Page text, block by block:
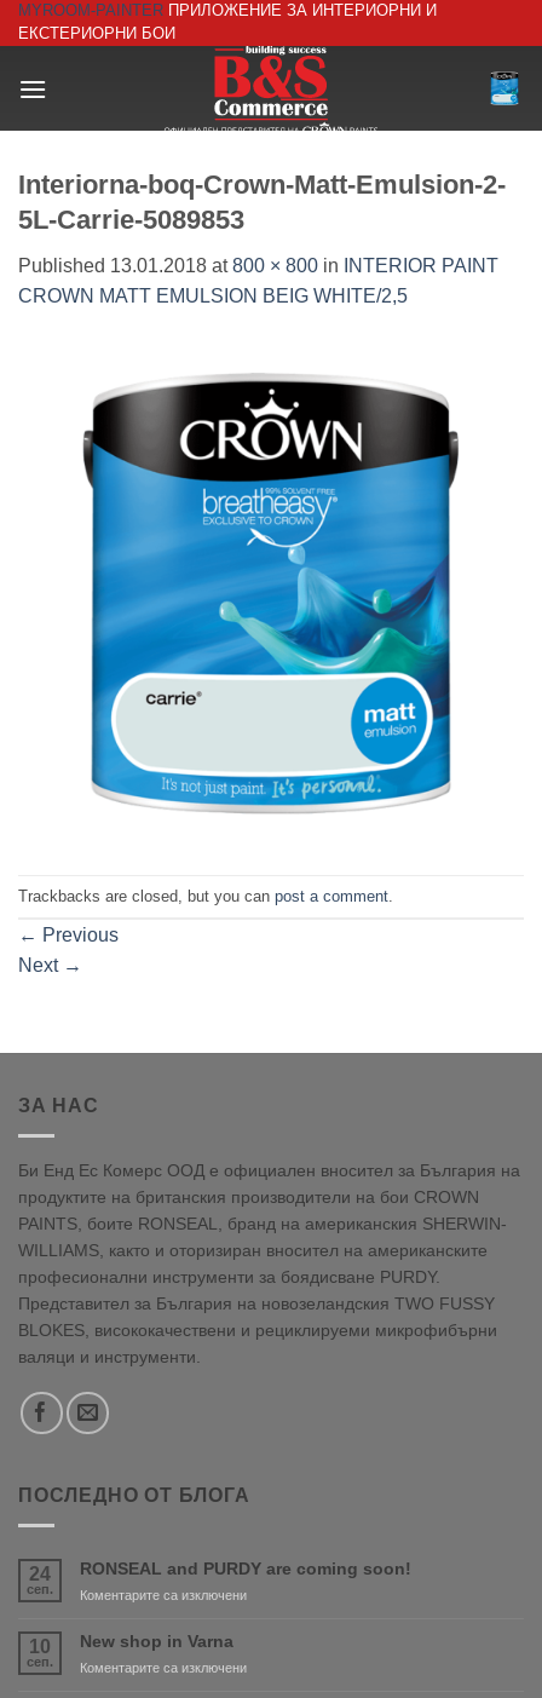
Skip
to
MYROOM-PAINTER ПРИЛОЖЕНИЕ ЗА ИНТЕРИОРНИ И
ЕКСТЕРИОРНИ БОИ
Interiorna-boq-Crown-Matt-Emulsion-2-
5L-Carrie-5089853
Published 13.01.2018 at800 × 800 in
INTERIOR PAINT
CROWN MATT EMULSION BEIG WHITE/2,5
Trackbacks are closed, but you can post a comment
← Previous
Next →
ЗА НАС
Би Енд Ес Комерс ООД е официален вносител за България на
продуктите на британския производители на бои CROWN
PAINTS, боите RONSEAL, бранд на американския SHERWIN-
WILLIAMS, както и оторизиран вносител на американските
професионални инструменти за боядисване PURDY.
Представител за България на новозеландския TWO FUSSY
BLOKES, висококачествени и рециклируеми микрофибърни
валяци и инструменти.
ПОСЛЕДНО ОТ БЛОГА
24
сеп.
RONSEAL and PURDY are coming soon!
Коментарите са изключениза
are
10
сеп.
New shop in Varna
Коментарите са изключениза